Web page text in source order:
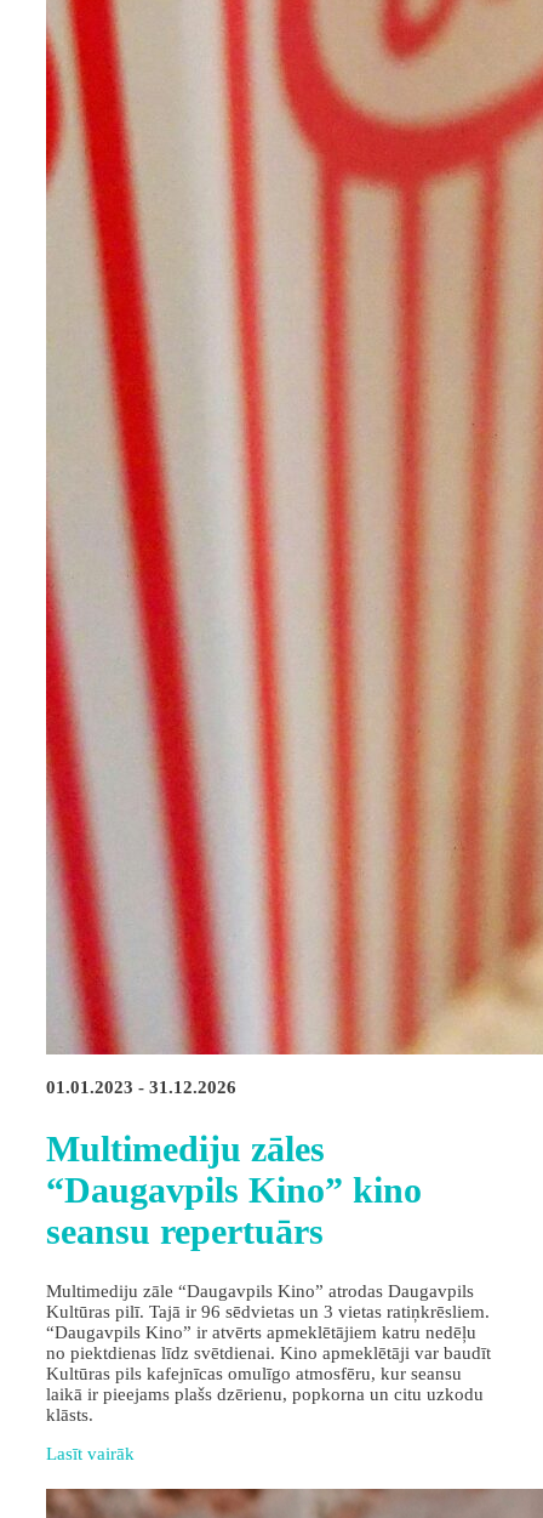
01.01.2023 - 31.12.2026
Multimediju zāles
“Daugavpils Kino” kino
seansu repertuārs
Multimediju zāle “Daugavpils Kino” atrodas Daugavpils
Kultūras pilī. Tajā ir 96 sēdvietas un 3 vietas ratiņkrēsliem.
“Daugavpils Kino” ir atvērts apmeklētājiem katru nedēļu
no piektdienas līdz svētdienai. Kino apmeklētāji var baudīt
Kultūras pils kafejnīcas omulīgo atmosfēru, kur seansu
laikā ir pieejams plašs dzērienu, popkorna un citu uzkodu
klāsts.
Lasīt vairāk